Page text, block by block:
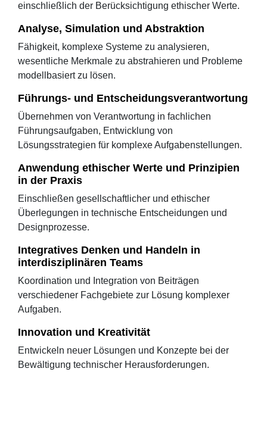
einschließlich der Berücksichtigung ethischer Werte.
Analyse, Simulation und Abstraktion
Fähigkeit, komplexe Systeme zu analysieren,
wesentliche Merkmale zu abstrahieren und Probleme
modellbasiert zu lösen.
Führungs- und Entscheidungsverantwortung
Übernehmen von Verantwortung in fachlichen
Führungsaufgaben, Entwicklung von
Lösungsstrategien für komplexe Aufgabenstellungen.
Anwendung ethischer Werte und Prinzipien
in der Praxis
Einschließen gesellschaftlicher und ethischer
Überlegungen in technische Entscheidungen und
Designprozesse.
Integratives Denken und Handeln in
interdisziplinären Teams
Koordination und Integration von Beiträgen
verschiedener Fachgebiete zur Lösung komplexer
Aufgaben.
Innovation und Kreativität
Entwickeln neuer Lösungen und Konzepte bei der
Bewältigung technischer Herausforderungen.